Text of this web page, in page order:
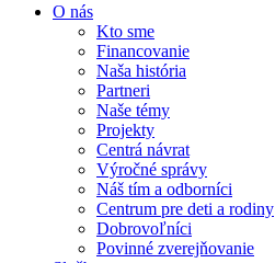
O nás
Kto sme
Financovanie
Naša história
Partneri
Naše témy
Projekty
Centrá návrat
Výročné správy
Náš tím a odborníci
Centrum pre deti a rodiny
Dobrovoľníci
Povinné zverejňovanie